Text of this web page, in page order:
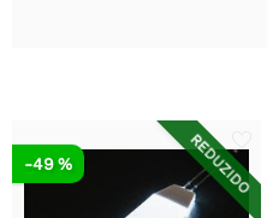
REDUZIDO
-49 %